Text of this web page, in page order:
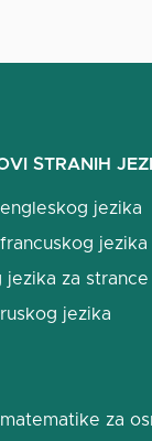
STRANIH
jezika
jezika
jezika za strance
jezika
za